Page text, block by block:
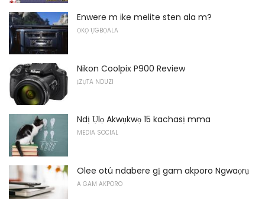
Enwere m ike melite sten ala m?
ỌKỌ ỤGBỌALA
Nikon Coolpix P900 Review
ỊZỤTA NDUZI
Ndị Ụlọ Akwụkwọ 15 kachasị mma
MEDIA SOCIAL
Olee otú ndabere gị gam akporo Ngwaọrụ
A GAM AKPORO